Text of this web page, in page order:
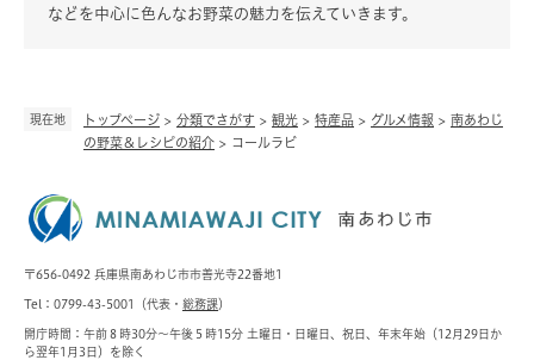
現在地 トップページ > 分類でさがす > 観光 > 特産品 > グルメ情報 > 南あわじ
の野菜＆レシピの紹介 > コールラビ
などを中心に色んなお野菜の魅力を伝えていきます。
〒656-0492 兵庫県南あわじ市市善光寺22番地1
Tel：0799-43-5001（代表・ 総務課）
開庁時間：午前８時30分～午後５時15分 土曜日・日曜日、祝日、年末年始（12月29日か
ら翌年1月3日）を除く